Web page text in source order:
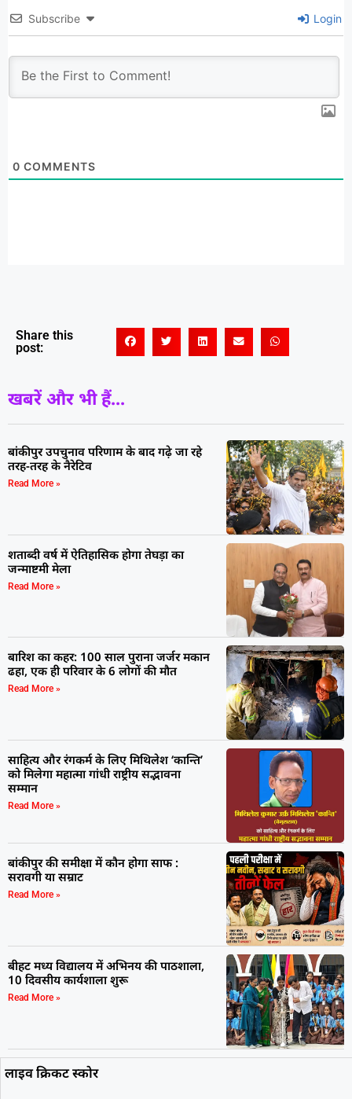
Subscribe Login
0 COMMENTS
Share this
post:
खबरें और भी हैं...
बांकीपुर उपचुनाव परिणाम के बाद गढ़े जा रहे
तरह-तरह के नैरेटिव
Read More »
शताब्दी वर्ष में ऐतिहासिक होगा तेघड़ा का
जन्माष्टमी मेला
Read More »
बारिश का कहर: 100 साल पुराना जर्जर मकान
ढहा, एक ही परिवार के 6 लोगों की मौत
Read More »
साहित्य और रंगकर्म के लिए मिथिलेश ‘कान्ति’
को मिलेगा महात्मा गांधी राष्ट्रीय सद्भावना
सम्मान
Read More »
बांकीपुर की समीक्षा में कौन होगा साफ :
सरावगी या सम्राट
Read More »
बीहट मध्य विद्यालय में अभिनय की पाठशाला,
10 दिवसीय कार्यशाला शुरू
Read More »
लाइव क्रिकट स्कोर